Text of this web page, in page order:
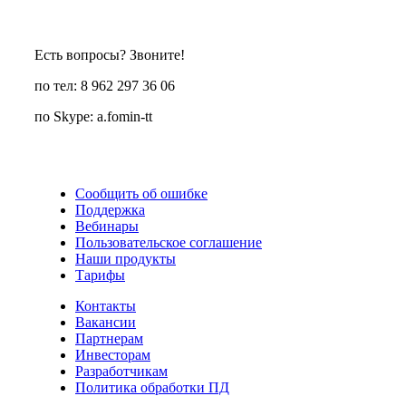
Есть вопросы? Звоните!
по тел: 8 962 297 36 06
по Skype: a.fomin-tt
Сообщить об ошибке
Поддержка
Вебинары
Пользовательское соглашение
Наши продукты
Тарифы
Контакты
Вакансии
Партнерам
Инвесторам
Разработчикам
Политика обработки ПД